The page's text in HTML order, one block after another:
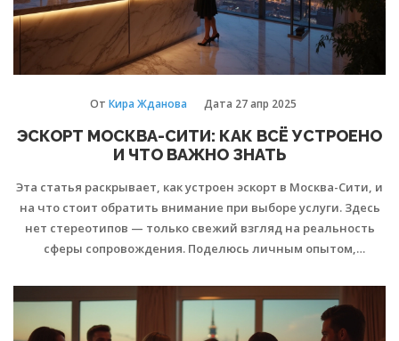
От Кира Жданова Дата 27 апр 2025
ЭСКОРТ МОСКВА-СИТИ: КАК ВСЁ УСТРОЕНО
И ЧТО ВАЖНО ЗНАТЬ
Эта статья раскрывает, как устроен эскорт в Москва-Сити, и
на что стоит обратить внимание при выборе услуги. Здесь
нет стереотипов — только свежий взгляд на реальность
сферы сопровождения. Поделюсь личным опытом,
закулисья. Вы узнаете, как обезопасить себя и избежать
типичных ошибок новичка. После прочтения вы будете
точно понимать, что ожидать и как сделать процесс